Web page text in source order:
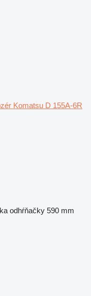
Komatsu D 155A-6R
odhŕňačky 590 mm